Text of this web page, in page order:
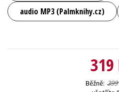
audio MP3 (Palmknihy.cz)
319
Běžně